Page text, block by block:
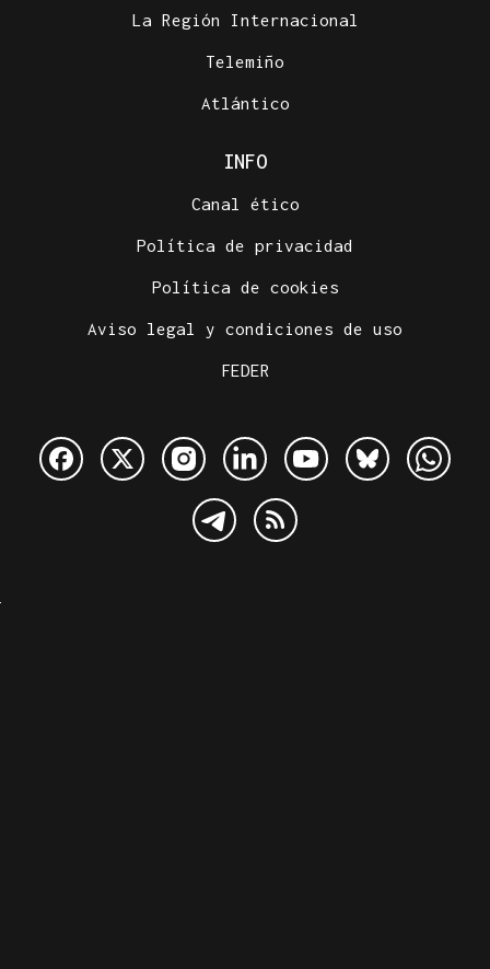
La Región Internacional
Telemiño
Atlántico
INFO
Canal ético
Política de privacidad
Política de cookies
Aviso legal y condiciones de uso
FEDER